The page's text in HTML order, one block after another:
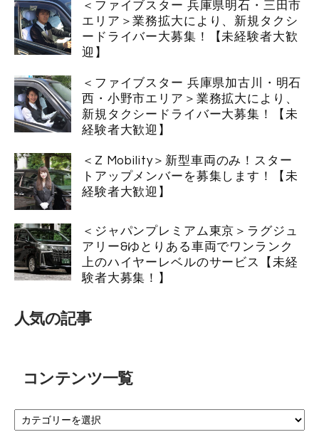
＜ファイブスター 兵庫県明石・三田市
エリア＞業務拡大により、新規タクシ
ードライバー大募集！【未経験者大歓
迎】
＜ファイブスター 兵庫県加古川・明石
西・小野市エリア＞業務拡大により、
新規タクシードライバー大募集！【未
経験者大歓迎】
＜Z Mobility＞新型車両のみ！スター
トアップメンバーを募集します！【未
経験者大歓迎】
＜ジャパンプレミアム東京＞ラグジュ
アリー&ゆとりある車両でワンランク
上のハイヤーレベルのサービス【未経
験者大募集！】
人気の記事
コンテンツ一覧
コ
ン